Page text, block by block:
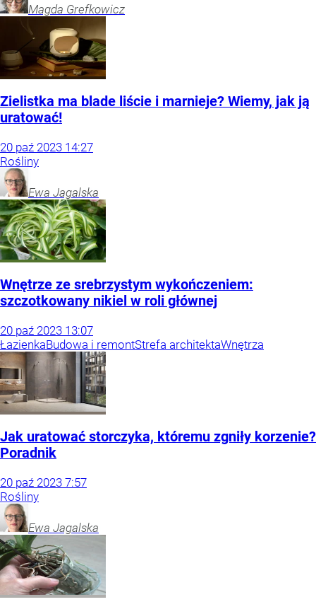
Magda Grefkowicz
Zielistka ma blade liście i marnieje? Wiemy, jak ją
uratować!
20 paź 2023 14:27
Rośliny
Ewa Jagalska
Wnętrze ze srebrzystym wykończeniem:
szczotkowany nikiel w roli głównej
20 paź 2023 13:07
ŁazienkaBudowa i remontStrefa architektaWnętrza
Jak uratować storczyka, któremu zgniły korzenie?
Poradnik
20 paź 2023 7:57
Rośliny
Ewa Jagalska